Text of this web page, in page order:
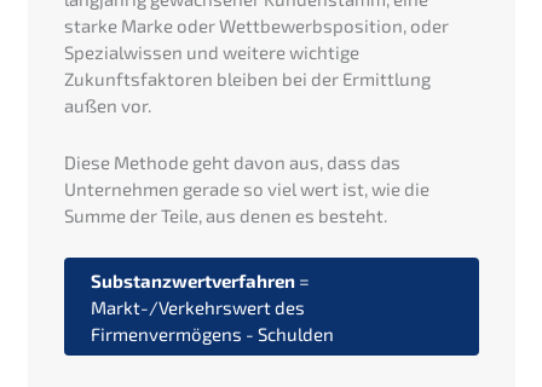
starke Marke oder Wettbewerbsposition, oder
Spezialwissen und weitere wichtige
Zukunftsfaktoren bleiben bei der Ermittlung
außen vor.
Diese Methode geht davon aus, dass das
Unternehmen gerade so viel wert ist, wie die
Summe der Teile, aus denen es besteht.
Substanzwertverfahren =
Markt-/Verkehrswert des
Firmenvermögens - Schulden